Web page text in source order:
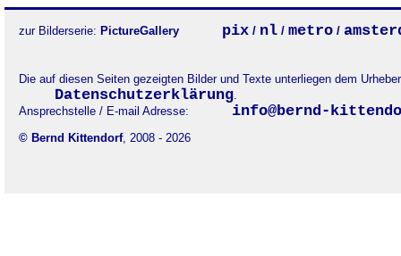
zur Bilderserie: PictureGallery pix / nl / metro /
Die auf diesen Seiten gezeigten Bilder und Texte unterliegen dem
Datenschutzerklärung.
Ansprechstelle / E-mail Adresse:
info@bernd-
© Bernd Kittendorf, 2008 - 2026